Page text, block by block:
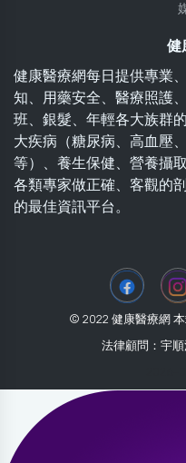
健
健康醫療網每日提供專業
知、用藥安全、醫療照護
班、銀髮、年輕各大族群
大疾病（糖尿病、高血壓
等）、養生保健、營養攝
各類專家做正確、客觀的
的最佳資訊平台。
© 2022 健康醫療網
法律顧問：宇